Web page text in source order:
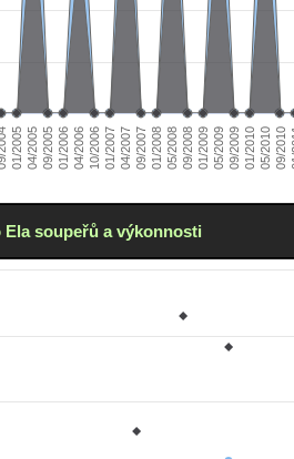
01/200504/200509/200501/200604/200610/200601/200704/200709/200701/200805/200809/200801/200905/200909/200901/201005/201009/2010
soupeřů a výkonnosti